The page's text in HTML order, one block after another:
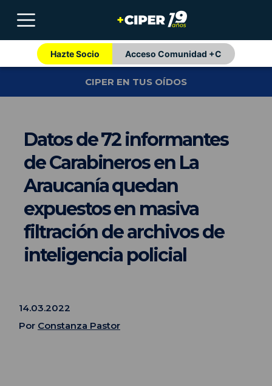
Hazte Socio Acceso Comunidad +C
CIPER EN TUS OÍDOS
Datos de 72 informantes
de Carabineros en La
Araucanía quedan
expuestos en masiva
filtración de archivos de
inteligencia policial
14.03.2022
Por Constanza Pastor